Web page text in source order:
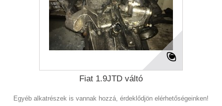
Fiat 1.9JTD váltó
Egyéb alkatrészek is vannak hozzá, érdeklődjön elérhetőségeinken!